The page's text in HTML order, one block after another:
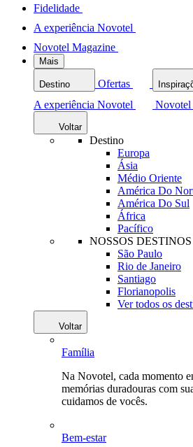
Fidelidade
A experiência Novotel
Novotel Magazine
Mais
Destino Ofertas
A experiência Novotel
Novotel
Voltar
Destino
Europa
Ásia
Médio Oriente
América Do
América Do Sul
África
Pacífico
NOSSOS
São Paulo
Rio de Janeiro
Santiago
Florianopolis
Ver todos os
Voltar
Família
Na Novotel, cada momento
memórias duradouras com
cuidamos de vocês.
Bem-estar